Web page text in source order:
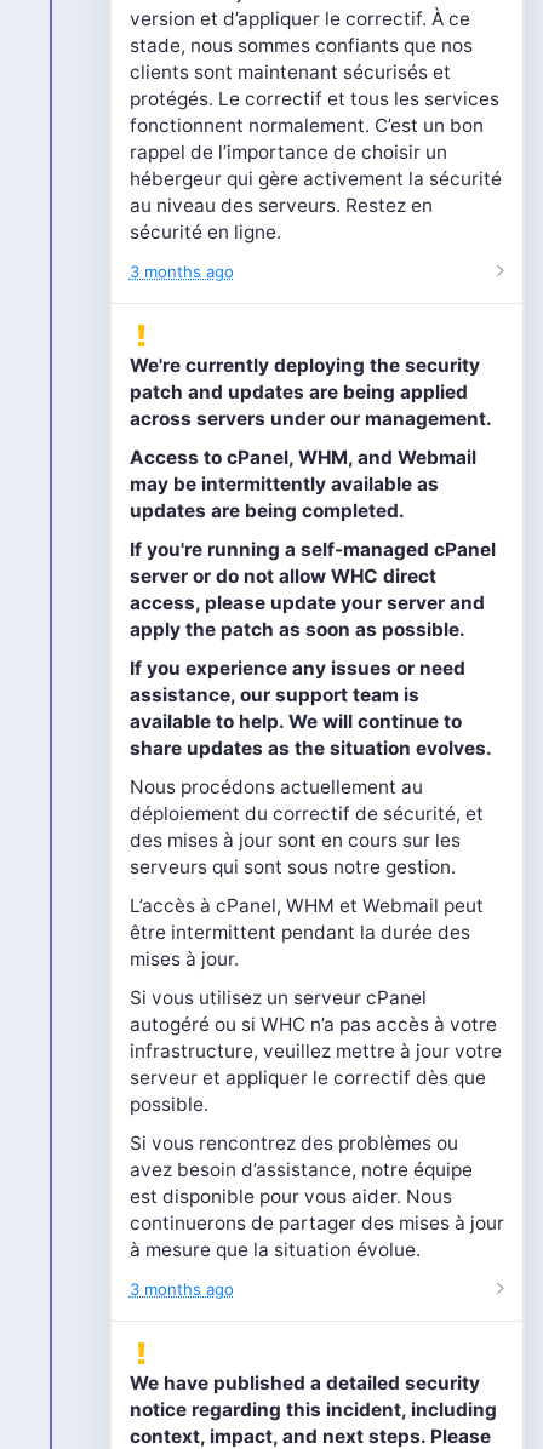
version et d’appliquer le correctif. À ce
stade, nous sommes confiants que nos
clients sont maintenant sécurisés et
protégés. Le correctif et tous les services
fonctionnent normalement. C’est un bon
rappel de l’importance de choisir un
hébergeur qui gère activement la sécurité
au niveau des serveurs. Restez en
sécurité en ligne.
3 months ago
We're currently deploying the security
patch and updates are being applied
across servers under our management.
Access to cPanel, WHM, and Webmail
may be intermittently available as
updates are being completed.
If you're running a self-managed cPanel
server or do not allow WHC direct
access, please update your server and
apply the patch as soon as possible.
If you experience any issues or need
assistance, our support team is
available to help. We will continue to
share updates as the situation evolves.
Nous procédons actuellement au
déploiement du correctif de sécurité, et
des mises à jour sont en cours sur les
serveurs qui sont sous notre gestion.
L’accès à cPanel, WHM et Webmail peut
être intermittent pendant la durée des
mises à jour.
Si vous utilisez un serveur cPanel
autogéré ou si WHC n’a pas accès à votre
infrastructure, veuillez mettre à jour votre
serveur et appliquer le correctif dès que
possible.
Si vous rencontrez des problèmes ou
avez besoin d’assistance, notre équipe
est disponible pour vous aider. Nous
continuerons de partager des mises à jour
à mesure que la situation évolue.
3 months ago
We have published a detailed security
notice regarding this incident, including
context, impact, and next steps. Please